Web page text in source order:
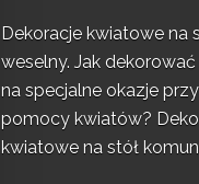
Dekoracje kwiatowe na
weselny. Jak dekorować
na specjalne okazje przy
pomocy kwiatów?
kwiatowe na stół